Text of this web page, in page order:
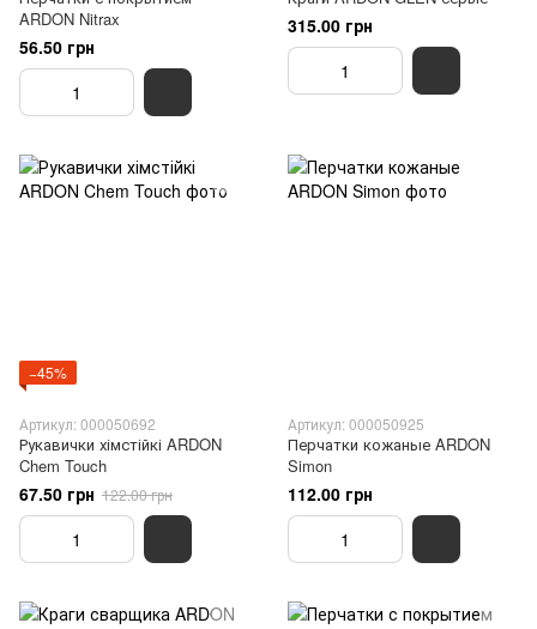
ARDON Nitrax
56.50 грн
315.00 грн
−45%
Артикул: 000050692
Рукавички хімстійкі ARDON
Chem Touch
67.50 грн 122.00 грн
Артикул: 000050925
Перчатки кожаные ARDON
Simon
112.00 грн